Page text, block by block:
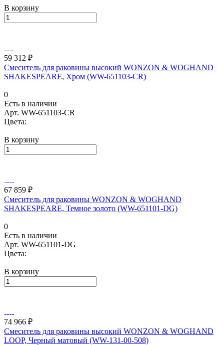
В корзину
59 312 ₽
Смеситель для раковины высокий WONZON & WOGHAND
SHAKESPEARE, Хром (WW-651103-CR)
0
Есть в наличии
Арт. WW-651103-CR
Цвета:
В корзину
67 859 ₽
Смеситель для раковины WONZON & WOGHAND
SHAKESPEARE, Темное золото (WW-651101-DG)
0
Есть в наличии
Арт. WW-651101-DG
Цвета:
В корзину
74 966 ₽
Смеситель для раковины высокий WONZON & WOGHAND
LOOP, Черный матовый (WW-131-00-508)